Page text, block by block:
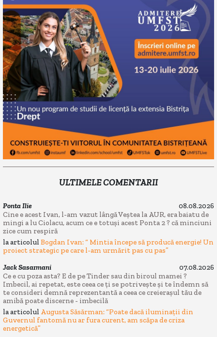
ULTIMELE COMENTARII
Ponta Ilie
08.08.2026
Cine e acest Ivan, l-am vazut lângă Veștea la AUR, era baiatu de
mingi a lu Ciolacu, acum ce e totuși acest Ponta 2 ? că minciuni
zice cum respiră
la articolul Bogdan Ivan: “ Mintia începe să producă energie! Un
proiect strategic pe care l-am urmărit pas cu pas”
Jack Sasarmani
07.08.2026
Ce e cu poza asta? E de pe Tinder sau din biroul mamei ?
Imbecil, ai repetat, este ceea ce ți se potrivește și te îndemn să
te consideri demnă reprezentantă a ceea ce creierașul tău de
amibă poate discerne - imbecilă
la articolul Augusta Săsărman: “Poate dacă iluminații din
Guvernul fantomă nu ar fura curent, am scăpa de criza
energetică”